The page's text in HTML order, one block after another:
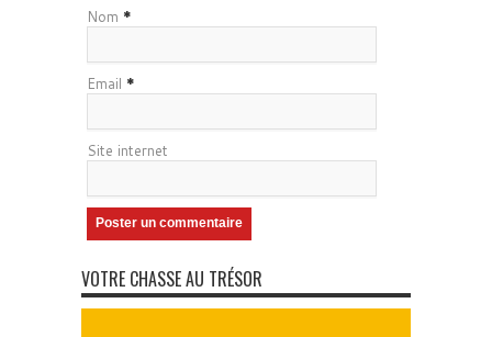
Nom *
Email *
Site internet
VOTRE CHASSE AU TRÉSOR